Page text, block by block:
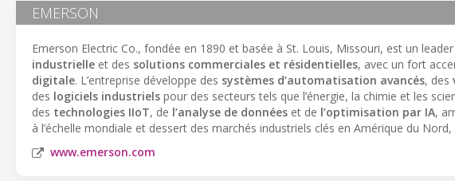
EMERSON
Emerson Electric Co., fondée en 1890 et basée à St. Louis, Missouri, est un
industrielle et des solutions commerciales et résidentielles, avec un fort
digitale. L’entreprise développe des systèmes d’automatisation avancés, des
des logiciels industriels pour des secteurs tels que l’énergie, la chimie et les
des technologies IIoT, de l’analyse de données et de l’optimisation par IA,
à l’échelle mondiale et dessert des marchés industriels clés en Amérique du
www.emerson.com